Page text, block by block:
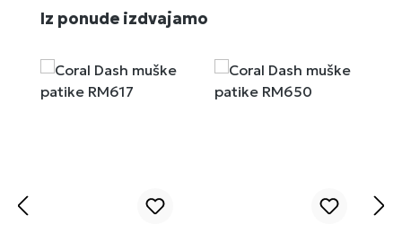
Preskoči galeriju proizvoda
Iz ponude izdvajamo